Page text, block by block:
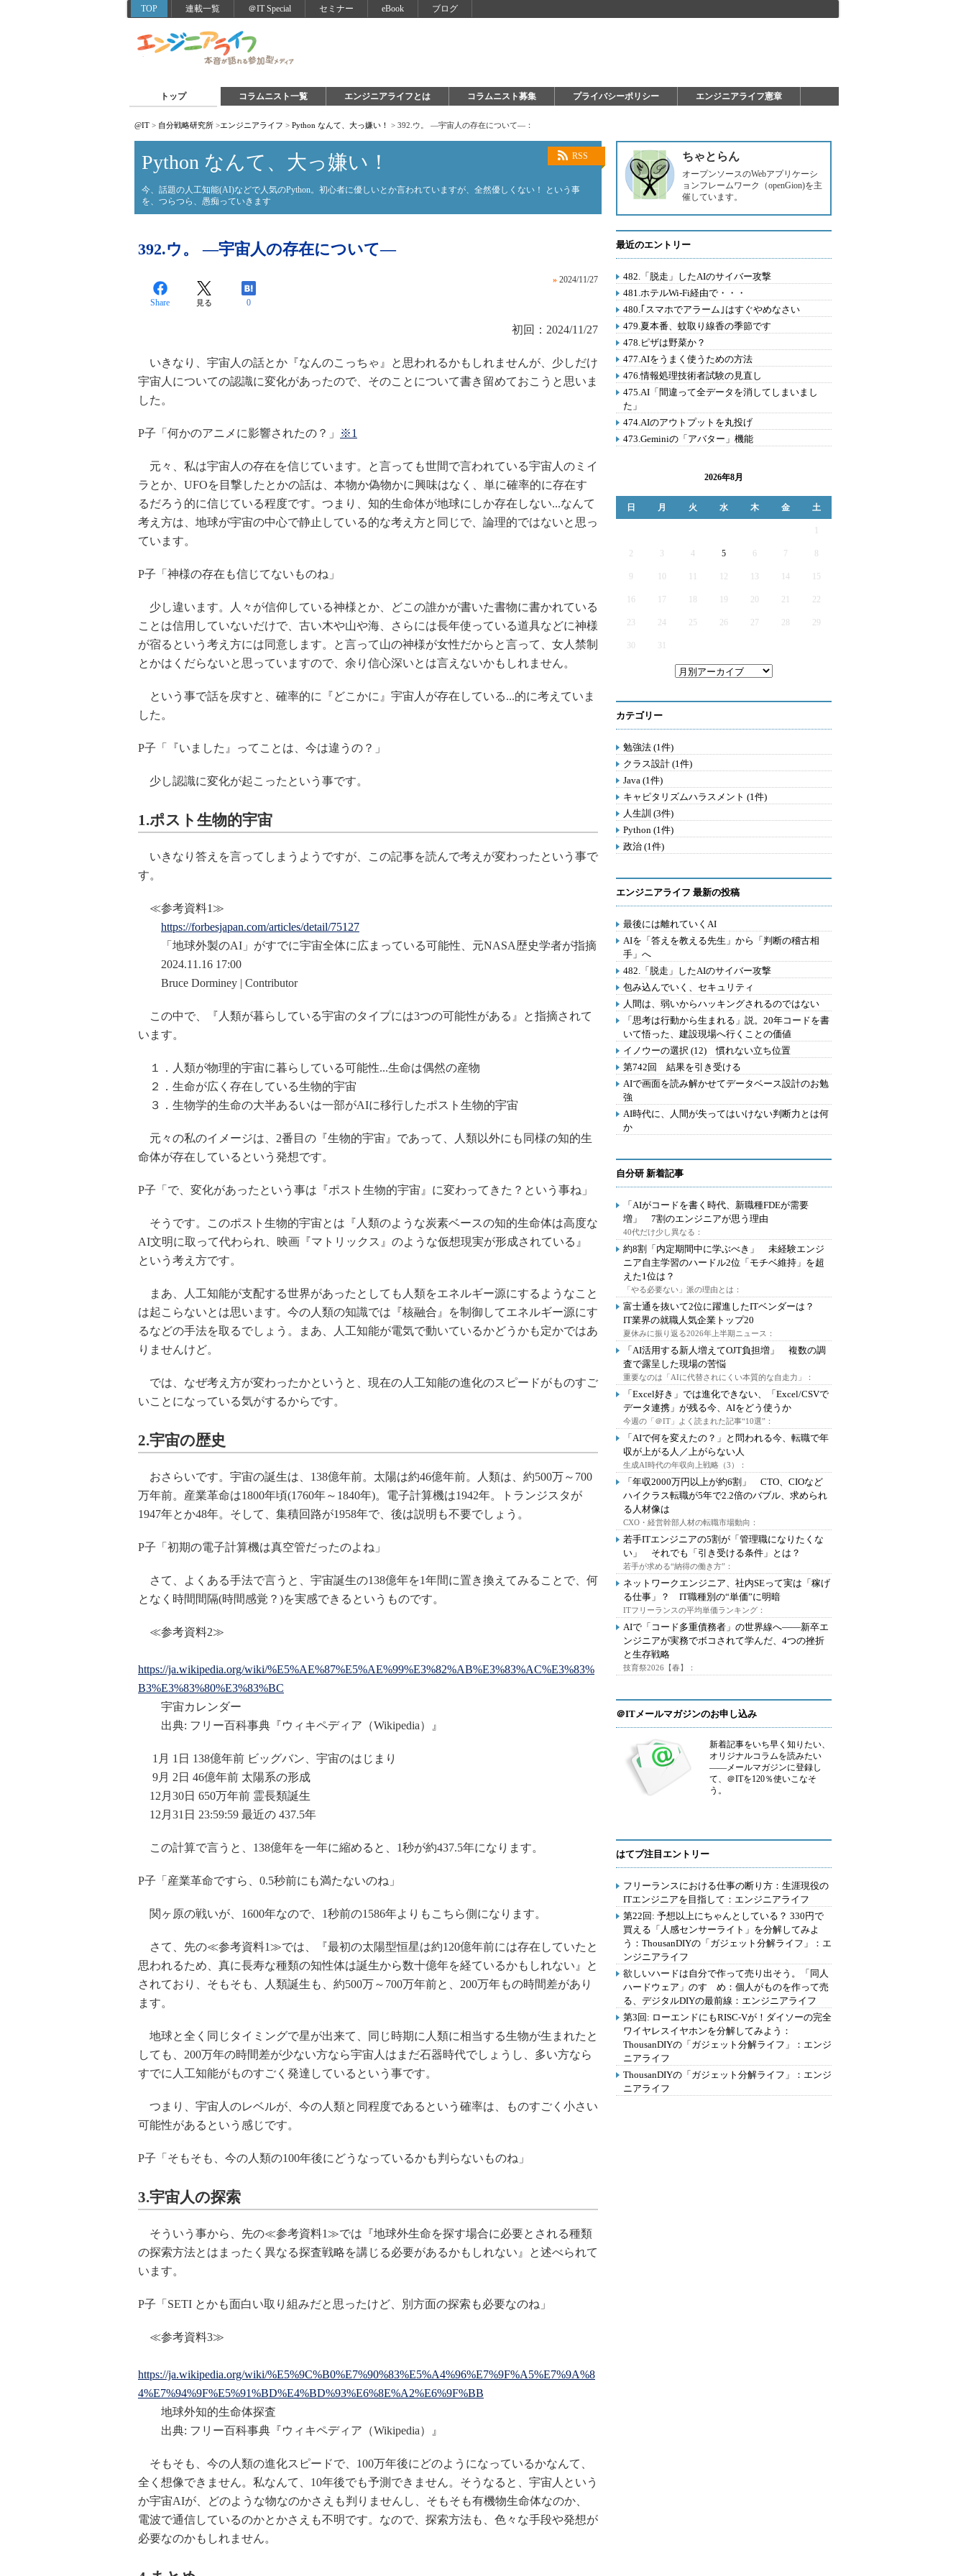
TOP 連載一覧 ＠IT Special セミナー eBook ブログ
トップ コラムニスト一覧 エンジニアライフとは コラムニスト募集 プライバシーポリシー エンジニアライフ憲章
@IT > 自分戦略研究所 >エンジニアライフ > Python なんて、大っ嫌い！ > 392.ウ。 ―宇宙人の存在について―：
RSS
Python なんて、大っ嫌い！
今、話題の人工知能(AI)などで人気のPython。初心者に優しいとか言われていますが、全然優しくない！ という事
を、つらつら、愚痴っていきます
392.ウ。 ―宇宙人の存在について―
» 2024/11/27
Share 見る 0
初回：2024/11/27
いきなり、宇宙人の話とか『なんのこっちゃ』と思われるかもしれませんが、少しだけ
宇宙人についての認識に変化があったので、そのことについて書き留めておこうと思いま
した。
P子「何かのアニメに影響されたの？」 ※1
元々、私は宇宙人の存在を信じています。と言っても世間で言われている宇宙人のミイ
ラとか、UFOを目撃したとかの話は、本物か偽物かに興味はなく、単に確率的に存在す
るだろう的に信じている程度です。つまり、知的生命体が地球にしか存在しない...なんて
考え方は、地球が宇宙の中心で静止している的な考え方と同じで、論理的ではないと思っ
ています。
P子「神様の存在も信じてないものね」
少し違います。人々が信仰している神様とか、どこの誰かが書いた書物に書かれている
ことは信用していないだけで、古い木や山や海、さらには長年使っている道具などに神様
が宿るという考え方には同意します。と言って山の神様が女性だからと言って、女人禁制
とかはくだらないと思っていますので、余り信心深いとは言えないかもしれません。
という事で話を戻すと、確率的に『どこかに』宇宙人が存在している...的に考えていま
した。
P子「『いました』ってことは、今は違うの？」
少し認識に変化が起こったという事です。
1.ポスト生物的宇宙
いきなり答えを言ってしまうようですが、この記事を読んで考えが変わったという事で
す。
≪参考資料1≫
https://forbesjapan.com/articles/detail/75127
「地球外製のAI」がすでに宇宙全体に広まっている可能性、元NASA歴史学者が指摘
2024.11.16 17:00
Bruce Dorminey | Contributor
この中で、『人類が暮らしている宇宙のタイプには3つの可能性がある』と指摘されて
います。
１．人類が物理的宇宙に暮らしている可能性...生命は偶然の産物
２．生命が広く存在している生物的宇宙
３．生物学的生命の大半あるいは一部がAIに移行したポスト生物的宇宙
元々の私のイメージは、2番目の『生物的宇宙』であって、人類以外にも同様の知的生
命体が存在しているという発想です。
P子「で、変化があったという事は『ポスト生物的宇宙』に変わってきた？という事ね」
そうです。このポスト生物的宇宙とは『人類のような炭素ベースの知的生命体は高度な
AI文明に取って代わられ、映画『マトリックス』のような仮想現実が形成されている』
という考え方です。
まあ、人工知能が支配する世界があったとしても人類をエネルギー源にするようなこと
は起こらないとは思います。今の人類の知識では『核融合』を制御してエネルギー源にす
るなどの手法を取るでしょう。まあ、人工知能が電気で動いているかどうかも定かではあ
りませんけど。
では、なぜ考え方が変わったかというと、現在の人工知能の進化のスピードがものすご
いことになっている気がするからです。
2.宇宙の歴史
おさらいです。宇宙の誕生は、138億年前。太陽は約46億年前。人類は、約500万～700
万年前。産業革命は1800年頃(1760年～1840年)。電子計算機は1942年。トランジスタが
1947年とか48年。そして、集積回路が1958年で、後は説明も不要でしょう。
P子「初期の電子計算機は真空管だったのよね」
さて、よくある手法で言うと、宇宙誕生の138億年を1年間に置き換えてみることで、何
となく時間間隔(時間感覚？)を実感できるというものです。
≪参考資料2≫
https://ja.wikipedia.org/wiki/%E5%AE%87%E5%AE%99%E3%82%AB%E3%83%AC%E3%83%
B3%E3%83%80%E3%83%BC
宇宙カレンダー
出典: フリー百科事典『ウィキペディア（Wikipedia）』
1月 1日 138億年前 ビッグバン、宇宙のはじまり
9月 2日 46億年前 太陽系の形成
12月30日 650万年前 霊長類誕生
12月31日 23:59:59 最近の 437.5年
この計算で言うと、138億年を一年に縮めると、1秒が約437.5年になります。
P子「産業革命ですら、0.5秒前にも満たないのね」
関ヶ原の戦いが、1600年なので、1秒前の1586年よりもこちら側になります。
さて、先の≪参考資料1≫では、『最初の太陽型恒星は約120億年前には存在していたと
思われるため、真に長寿な種類の知性体は誕生から数十億年を経ているかもしれない』と
されており、そもそも、人類誕生も、約500万～700万年前と、200万年もの時間差があり
ます。
地球と全く同じタイミングで星が出来て、同じ時期に人類に相当する生物が生まれたと
しても、200万年の時間差が少ない方なら宇宙人はまだ石器時代でしょうし、多い方なら
すでに人工知能がものすごく発達しているという事です。
つまり、宇宙人のレベルが、今の人類と同程度であるという確率は、ものすごく小さい
可能性があるという感じです。
P子「そもそも、今の人類の100年後にどうなっているかも判らないものね」
3.宇宙人の探索
そういう事から、先の≪参考資料1≫では『地球外生命を探す場合に必要とされる種類
の探索方法とはまったく異なる探査戦略を講じる必要があるかもしれない』と述べられて
います。
P子「SETI とかも面白い取り組みだと思ったけど、別方面の探索も必要なのね」
≪参考資料3≫
https://ja.wikipedia.org/wiki/%E5%9C%B0%E7%90%83%E5%A4%96%E7%9F%A5%E7%9A%8
4%E7%94%9F%E5%91%BD%E4%BD%93%E6%8E%A2%E6%9F%BB
地球外知的生命体探査
出典: フリー百科事典『ウィキペディア（Wikipedia）』
そもそも、今の人類の進化スピードで、100万年後にどのようになっているかなんて、
全く想像できません。私なんて、10年後でも予測できません。そうなると、宇宙人という
か宇宙AIが、どのような物なのかさえも判りませんし、そもそも有機物生命体なのか、
電波で通信しているのかとかさえも不明です。なので、探索方法も、色々な手段や発想が
必要なのかもしれません。
ちゃとらん
オープンソースのWebアプリケーシ
ョンフレームワーク（openGion)を主
催しています。
最近のエントリー
482.「脱走」したAIのサイバー攻撃
481.ホテルWi-Fi経由で・・・
480.｢スマホでアラーム｣はすぐやめなさい
479.夏本番、蚊取り線香の季節です
478.ピザは野菜か？
477.AIをうまく使うための方法
476.情報処理技術者試験の見直し
475.AI「間違って全データを消してしまいまし
た」
474.AIのアウトプットを丸投げ
473.Geminiの「アバター」機能
2026年8月
日 月 火 水 木 金 土
2 3 4 5 6 7
9 12 13 14 15
16 17 19 20 21 22
23 24 25 26 27 28 29
30 31
カテゴリー
勉強法 (1件)
クラス設計 (1件)
Java (1件)
キャピタリズムハラスメント (1件)
人生訓 (3件)
Python (1件)
政治 (1件)
エンジニアライフ 最新の投稿
最後には離れていくAI
AIを「答えを教える先生」から「判断の稽古相
手」へ
482.「脱走」したAIのサイバー攻撃
包み込んでいく、セキュリティ
人間は、弱いからハッキングされるのではない
「思考は行動から生まれる」説。20年コードを書
いて悟った、建設現場へ行くことの価値
イノウーの選択 (12) 慣れない立ち位置
第742回 結果を引き受ける
AIで画面を読み解かせてデータベース設計のお勉
強
AI時代に、人間が失ってはいけない判断力とは何
か
自分研 新着記事
「AIがコードを書く時代、新職種FDEが需要
増」 7割のエンジニアが思う理由
40代だけ少し異なる：
約8割「内定期間中に学ぶべき」 未経験エンジ
ニア自主学習のハードル2位「モチベ維持」を超
えた1位は？
「やる必要ない」派の理由とは：
富士通を抜いて2位に躍進したITベンダーは？
IT業界の就職人気企業トップ20
夏休みに振り返る2026年上半期ニュース：
「AI活用する新人増えてOJT負担増」 複数の調
査で露呈した現場の苦悩
重要なのは「AIに代替されにくい本質的な自走力」：
「Excel好き」では進化できない、「Excel/CSVで
データ連携」が残る今、AIをどう使うか
今週の「＠IT」よく読まれた記事“10選”：
「AIで何を変えたの？」と問われる今、転職で年
収が上がる人／上がらない人
生成AI時代の年収向上戦略（3）：
「年収2000万円以上が約6割」 CTO、CIOなど
ハイクラス転職が5年で2.2倍のバブル、求められ
る人材像は
CXO・経営幹部人材の転職市場動向：
若手ITエンジニアの5割が「管理職になりたくな
い」 それでも「引き受ける条件」とは？
若手が求める“納得の働き方”：
ネットワークエンジニア、社内SEって実は「稼げ
る仕事」？ IT職種別の“単価”に明暗
ITフリーランスの平均単価ランキング：
AIで「コード多重債務者」の世界線へ――新卒エ
ンジニアが実務でボコされて学んだ、4つの挫折
と生存戦略
技育祭2026【春】：
＠ITメールマガジンのお申し込み
新着記事をいち早く知りたい、
オリジナルコラムを読みたい
――メールマガジンに登録し
て、＠ITを120％使いこなそ
う。
はてブ注目エントリー
フリーランスにおける仕事の断り方：生涯現役の
ITエンジニアを目指して：エンジニアライフ
第22回: 予想以上にちゃんとしている？ 330円で
買える「人感センサーライト」を分解してみよ
う：ThousanDIYの「ガジェット分解ライフ」：エ
ンジニアライフ
欲しいハードは自分で作って売り出そう。「同人
ハードウェア」のすゝめ：個人がものを作って売
る、デジタルDIYの最前線：エンジニアライフ
第3回: ローエンドにもRISC-Vが！ダイソーの完全
ワイヤレスイヤホンを分解してみよう：
ThousanDIYの「ガジェット分解ライフ」：エンジ
ニアライフ
ThousanDIYの「ガジェット分解ライフ」：エンジ
ニアライフ